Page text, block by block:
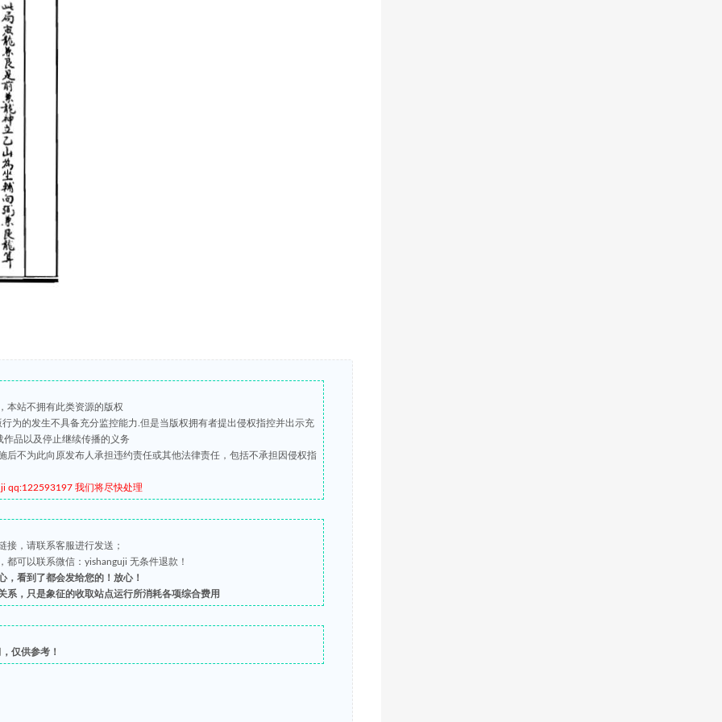
本站不拥有此类资源的版权
为的发生不具备充分监控能力.但是当版权拥有者提出侵权指控并出示充
品以及停止继续传播的义务
后不为此向原发布人承担违约责任或其他法律责任，包括不承担因侵权指
qq:122593197 我们将尽快处理
接，请联系客服进行发送；
可以联系微信：yishanguji 无条件退款！
，看到了都会发给您的！放心！
系，只是象征的收取站点运行所消耗各项综合费用
仅供参考！